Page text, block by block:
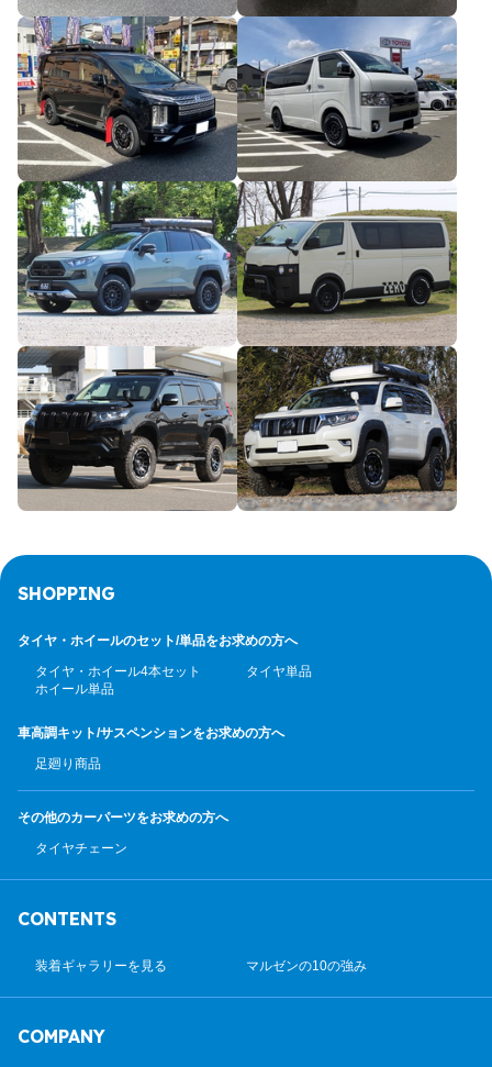
SHOPPING
タイヤ・ホイールのセット/単品をお求めの方へ
タイヤ・ホイール4本セット
タイヤ単品
ホイール単品
車高調キット/サスペンションをお求めの方へ
足廻り商品
その他のカーパーツをお求めの方へ
タイヤチェーン
CONTENTS
装着ギャラリーを見る マルゼンの10の強み
COMPANY